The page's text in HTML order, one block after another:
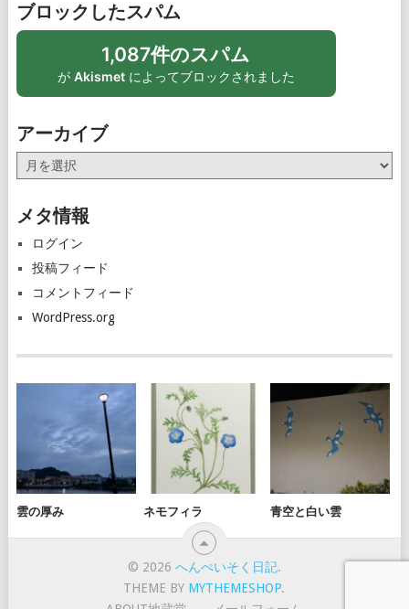
ブロックしたスパム
1,087件のスパム
が Akismetによってブロックされました
アーカイブ
ー
イ
メタ情報
ログイン
投稿フィード
コメントフィード
WordPress.org
雲の厚み ネモフィラ 青空と白い雲
© 2026 へんぺいそく日記.
THEME BY MYTHEMESHOP.